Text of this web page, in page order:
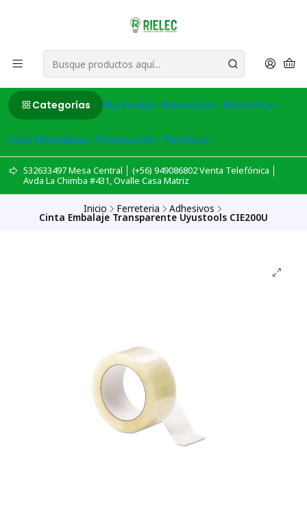
Categorías Electricidad Iluminación Electronica
Linea Domiciliaria Construcción Ferreteria
532633497 Mesa Central │ (+56) 949086802 Venta Telefónica │
Avda La Chimba #431, Ovalle Casa Matriz
Inicio Ferreteria Adhesivos
Cinta Embalaje Transparente Uyustools CIE200U